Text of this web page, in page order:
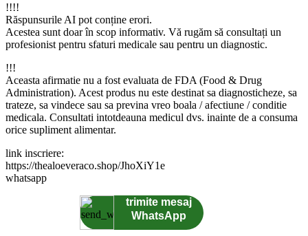
!!!!
Răspunsurile AI pot conține erori.
Acestea sunt doar în scop informativ. Vă rugăm să consultați un
profesionist pentru sfaturi medicale sau pentru un diagnostic.
!!!
Aceasta afirmatie nu a fost evaluata de FDA (Food & Drug
Administration). Acest produs nu este destinat sa diagnosticheze, sa
trateze, sa vindece sau sa previna vreo boala / afectiune / conditie
medicala. Consultati intotdeauna medicul dvs. inainte de a consuma
orice supliment alimentar.
link inscriere:
https://thealoeveraco.shop/JhoXiY1e
whatsapp
trimite mesaj
WhatsApp